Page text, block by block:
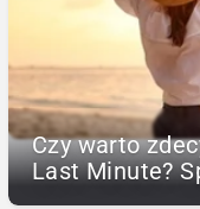
Czy warto
Last Minute?